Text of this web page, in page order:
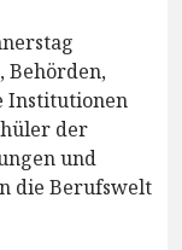
Behörden,
Institutionen
der
und
die Berufswelt